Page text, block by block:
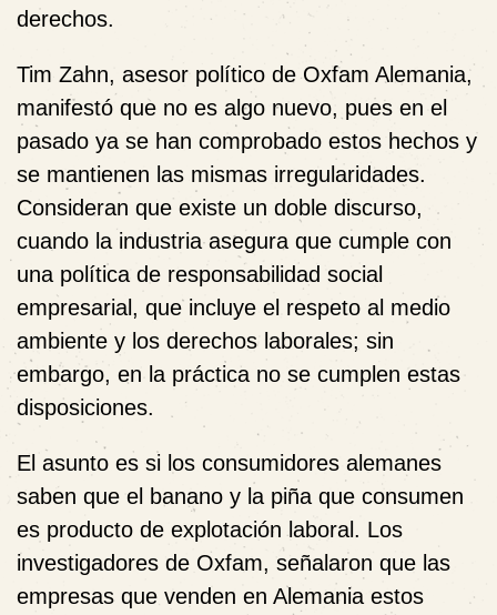
derechos.
Tim Zahn, asesor político de Oxfam Alemania,
manifestó que no es algo nuevo, pues en el
pasado ya se han comprobado estos hechos y
se mantienen las mismas irregularidades.
Consideran que existe un doble discurso,
cuando la industria asegura que cumple con
una política de responsabilidad social
empresarial, que incluye el respeto al medio
ambiente y los derechos laborales; sin
embargo, en la práctica no se cumplen estas
disposiciones.
El asunto es si los consumidores alemanes
saben que el banano y la piña que consumen
es producto de explotación laboral. Los
investigadores de Oxfam, señalaron que las
empresas que venden en Alemania estos